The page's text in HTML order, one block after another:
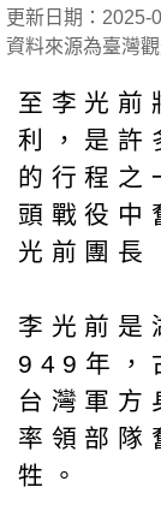
更新日期：2025-
資料來源為臺灣
至李光前
利，是許
的行程之
頭戰役中
光前團長
李光前是
949年，
台灣軍方
率領部隊
牲。